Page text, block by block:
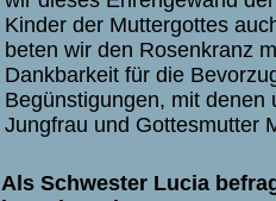
Kinder der Muttergottes
beten wir den Rosenkranz
Dankbarkeit für die
Begünstigungen, mit denen
Jungfrau und Gottesmutter
Als Schwester Lucia